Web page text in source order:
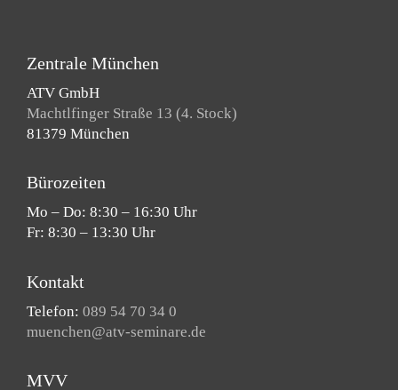
Zentrale München
ATV GmbH
Machtlfinger Straße 13 (4. Stock)
81379 München
Bürozeiten
Mo – Do: 8:30 – 16:30 Uhr
Fr: 8:30 – 13:30 Uhr
Kontakt
Telefon: 089 54 70 34 0
muenchen@atv-seminare.de
MVV